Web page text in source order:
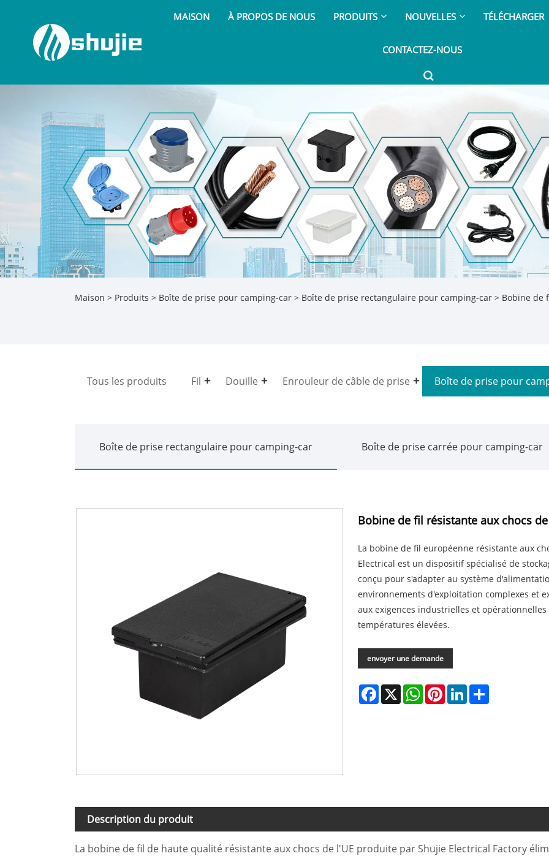
MAISON À PROPOS DE NOUS PRODUITS NOUVELLES TÉLÉCHARGER
CONTACTEZ-NOUS
Maison > Produits > Boîte de prise pour camping-car > Boîte de prise rectangulaire pour camping-car > Bobine de
Tous les produits Fil Douille Enrouleur de câble de prise Boîte de prise pour
Boîte de prise rectangulaire pour camping-car Boîte de prise carrée pour camping-car
Bobine de fil résistante aux chocs
La bobine de fil européenne résistante aux
Electrical est un dispositif spécialisé de
conçu pour s'adapter au système
environnements d'exploitation complexes et
aux exigences industrielles et
températures élevées.
envoyer une demande
Facebook
X WhatsAppPinterestLinkedIn
Description du produit
La bobine de fil de haute qualité résistante aux chocs de l'UE produite par Shujie Electrical Factory